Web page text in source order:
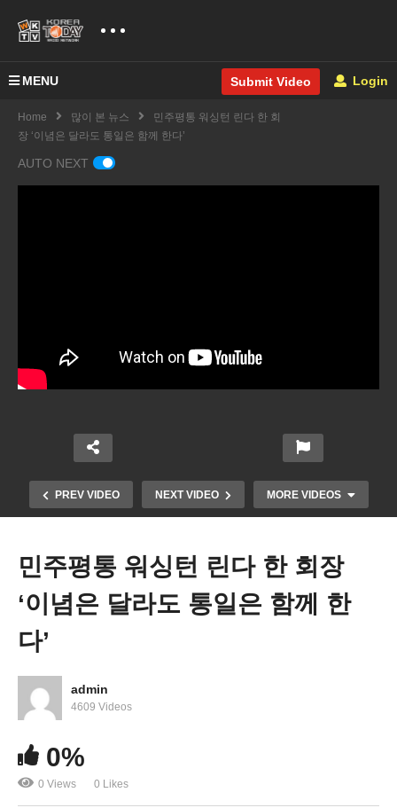
MENU Submit Video Login
Home 많이 본 뉴스
민주평통 워싱턴 린다 한 회
장 ‘이념은 달라도 통일은 함께 한다’
AUTO NEXT
PREV VIDEO NEXT VIDEO MORE VIDEOS
70년전 미소무기로 싸웠던 남북한, 이번엔 우크라 무
기 공급자로 등장
민주평통 워싱턴 린다 한 회장
‘이념은 달라도 통일은 함께 한
다’
admin
4609 Videos
0%
0 Views 0 Likes